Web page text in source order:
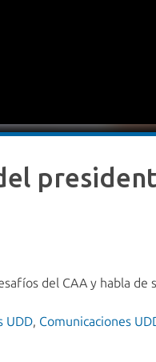
del CAA y habla de
UDD, Comunicaciones